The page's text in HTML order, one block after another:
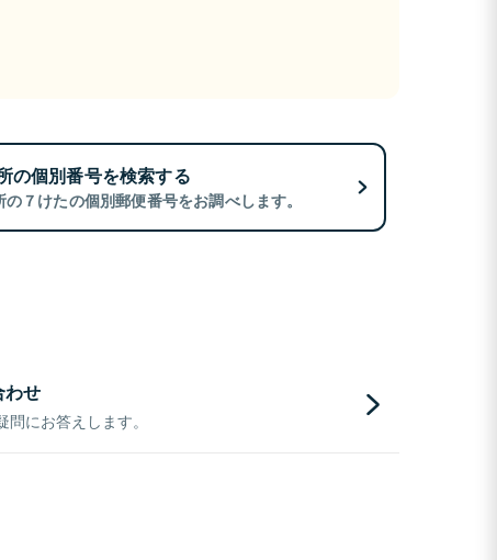
の個別番号を検索する
の７けたの個別郵便番号をお調べします。
わせ
にお答えします。